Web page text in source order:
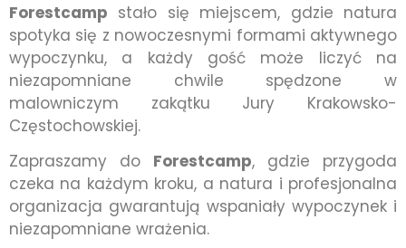
Forestcamp stało się miejscem, gdzie natura
spotyka się z nowoczesnymi formami aktywnego
wypoczynku, a każdy gość może liczyć na
niezapomniane chwile spędzone w
malowniczym zakątku Jury Krakowsko-
Częstochowskiej.
Zapraszamy do Forestcamp, gdzie przygoda
czeka na każdym kroku, a natura i profesjonalna
organizacja gwarantują wspaniały wypoczynek i
niezapomniane wrażenia.